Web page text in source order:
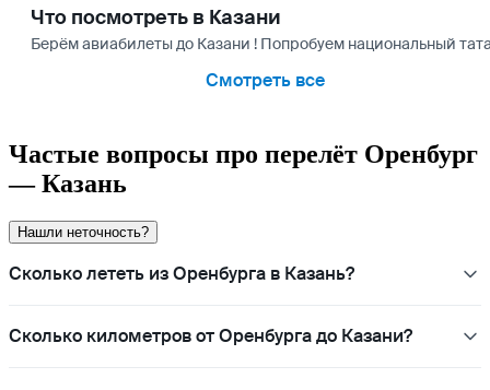
Что посмотреть в Казани
Берём авиабилеты до Казани ! Попробуем национальный
Смотреть все
Частые вопросы про перелёт Оренбург
— Казань
Нашли неточность?
Сколько лететь из Оренбурга в Казань?
Сколько километров от Оренбурга до Казани?